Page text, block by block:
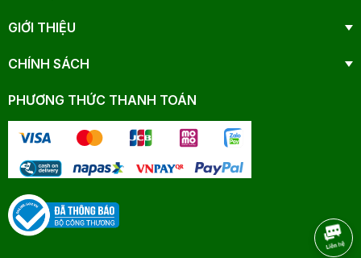
GIỚI THIỆU
CHÍNH SÁCH
PHƯƠNG THỨC THANH TOÁN